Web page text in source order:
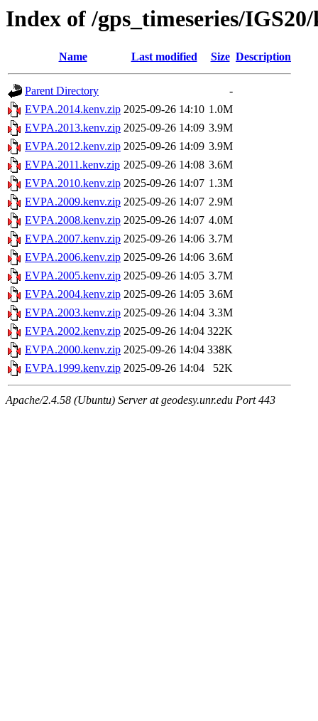
Index of /gps_timeseries/
Name Last modified Size Description
Parent Directory
-
EVPA.2014.kenv.zip 2025-09-26 14:10 1.0M
EVPA.2013.kenv.zip 2025-09-26 14:09 3.9M
EVPA.2012.kenv.zip 2025-09-26 14:09 3.9M
EVPA.2011.kenv.zip 2025-09-26 14:08 3.6M
EVPA.2010.kenv.zip 2025-09-26 14:07 1.3M
EVPA.2009.kenv.zip 2025-09-26 14:07 2.9M
EVPA.2008.kenv.zip 2025-09-26 14:07 4.0M
EVPA.2007.kenv.zip 2025-09-26 14:06 3.7M
EVPA.2006.kenv.zip 2025-09-26 14:06 3.6M
EVPA.2005.kenv.zip 2025-09-26 14:05 3.7M
EVPA.2004.kenv.zip 2025-09-26 14:05 3.6M
EVPA.2003.kenv.zip 2025-09-26 14:04 3.3M
EVPA.2002.kenv.zip 2025-09-26 14:04 322K
EVPA.2000.kenv.zip 2025-09-26 14:04 338K
EVPA.1999.kenv.zip 2025-09-26 14:04 52K
Apache/2.4.58 (Ubuntu) Server at geodesy.unr.edu Port 443